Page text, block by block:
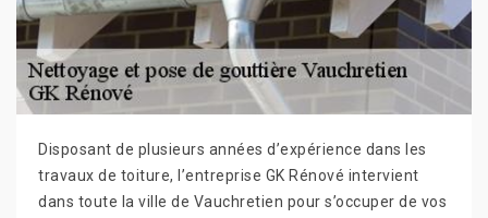
Disposant de plusieurs années d’expérience dans les
travaux de toiture, l’entreprise GK Rénové intervient
dans toute la ville de Vauchretien pour s’occuper de vos